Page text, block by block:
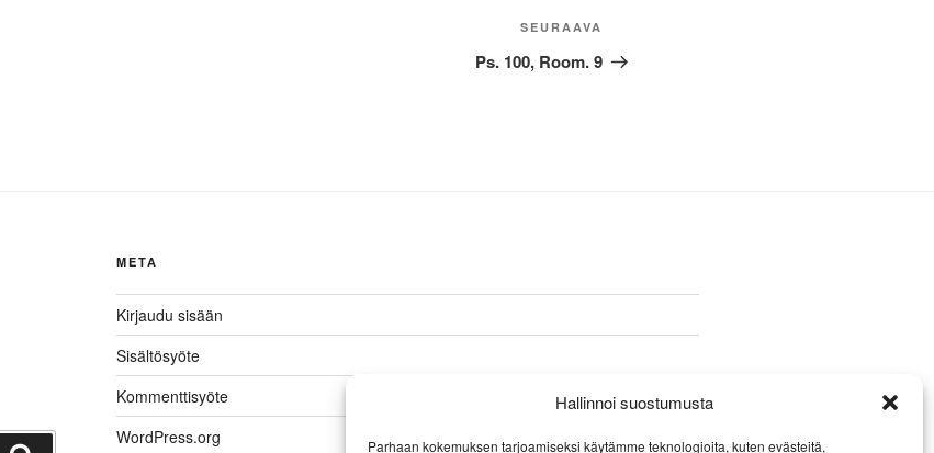
Hallinnoi suostumusta
Parhaan kokemuksen tarjoamiseksi käytämme teknologioita, kuten evästeitä,
artikkeli
SEURAAVA
Ps. 100, Room. 9
META
Kirjaudu sisään
Sisältösyöte
Kommenttisyöte
WordPress.org